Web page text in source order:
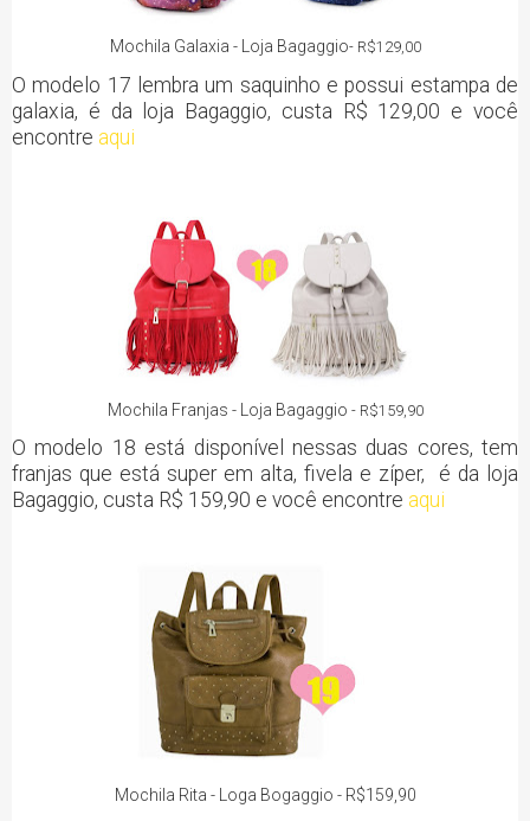
Mochila Galaxia - Loja Bagaggio- R$129,00
O modelo 17 lembra um saquinho e possui estampa de
galaxia, é da loja Bagaggio, custa R$ 129,00 e você
encontre aqui
Mochila Franjas - Loja Bagaggio - R$159,90
O modelo 18 está disponível nessas duas cores, tem
franjas que está super em alta, fivela e zíper, é da loja
Bagaggio, custa R$ 159,90 e você encontre aqui
Mochila Rita - Loga Bogaggio - R$159,90